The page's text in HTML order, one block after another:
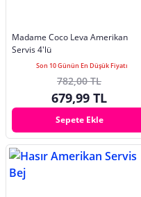
Madame Coco Leva Amerikan
Servis 4'lü
Son 10 Günün En Düşük Fiyatı
782,00 TL
679,99 TL
Sepete Ekle